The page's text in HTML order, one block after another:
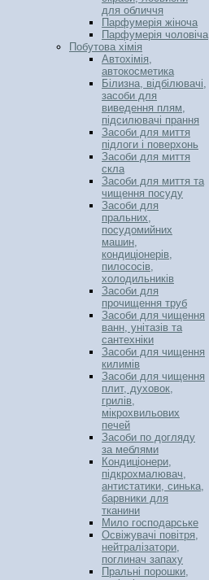
для обличчя
Парфумерія жіноча
Парфумерія чоловіча
Побутова хімія
Автохімія,
автокосметика
Білизна, відбілювачі,
засоби для
виведення плям,
підсилювачі прання
Засоби для миття
підлоги і поверхонь
Засоби для миття
скла
Засоби для миття та
чищення посуду
Засоби для
пральних,
посудомийних
машин,
кондиціонерів,
пилососів,
холодильників
Засоби для
прочищення труб
Засоби для чищення
ванн, унітазів та
сантехніки
Засоби для чищення
килимів
Засоби для чищення
плит, духовок,
грилів,
мікрохвильових
печей
Засоби по догляду
за меблями
Кондиціонери,
підкрохмалювач,
антистатики, синька,
барвники для
тканини
Мило господарське
Освіжувачі повітря,
нейтралізатори,
поглинач запаху
Пральні порошки,